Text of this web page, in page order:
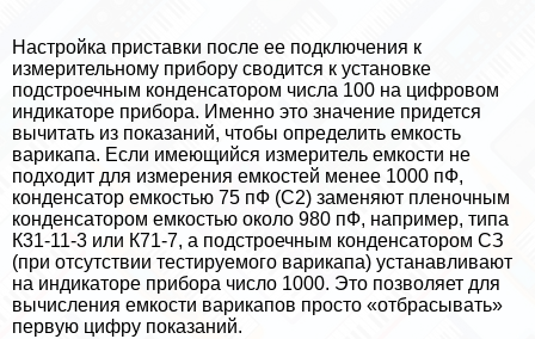
Настройка приставки после ее подключения к
измерительному прибору сводится к установке
подстроечным конденсатором числа 100 на цифровом
индикаторе прибора. Именно это значение придется
вычитать из показаний, чтобы определить емкость
варикапа. Если имеющийся измеритель емкости не
подходит для измерения емкостей менее 1000 пФ,
конденсатор емкостью 75 пФ (С2) заменяют пленочным
конденсатором емкостью около 980 пФ, например, типа
К31-11-3 или К71-7, а подстроечным конденсатором СЗ
(при отсутствии тестируемого варикапа) устанавливают
на индикаторе прибора число 1000. Это позволяет для
вычисления емкости варикапов просто «отбрасывать»
первую цифру показаний.